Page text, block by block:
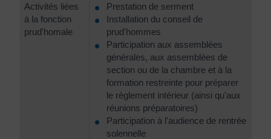
Activités liées
à la fonction
prud'homale
Prestation de serment
Installation du conseil de
prud'hommes
Participation aux assemblées
générales, aux assemblées de
section ou de la chambre et à la
formation restreinte pour préparer
le règlement intérieur (ainsi qu'aux
réunions préparatoires)
Participation à l'audience de rentrée
solennelle